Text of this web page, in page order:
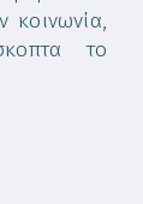
κοινωνία,
το